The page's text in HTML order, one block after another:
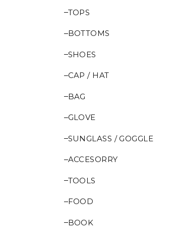
TOPS
BOTTOMS
SHOES
CAP / HAT
BAG
GLOVE
SUNGLASS / GOGGLE
ACCESORRY
TOOLS
FOOD
BOOK